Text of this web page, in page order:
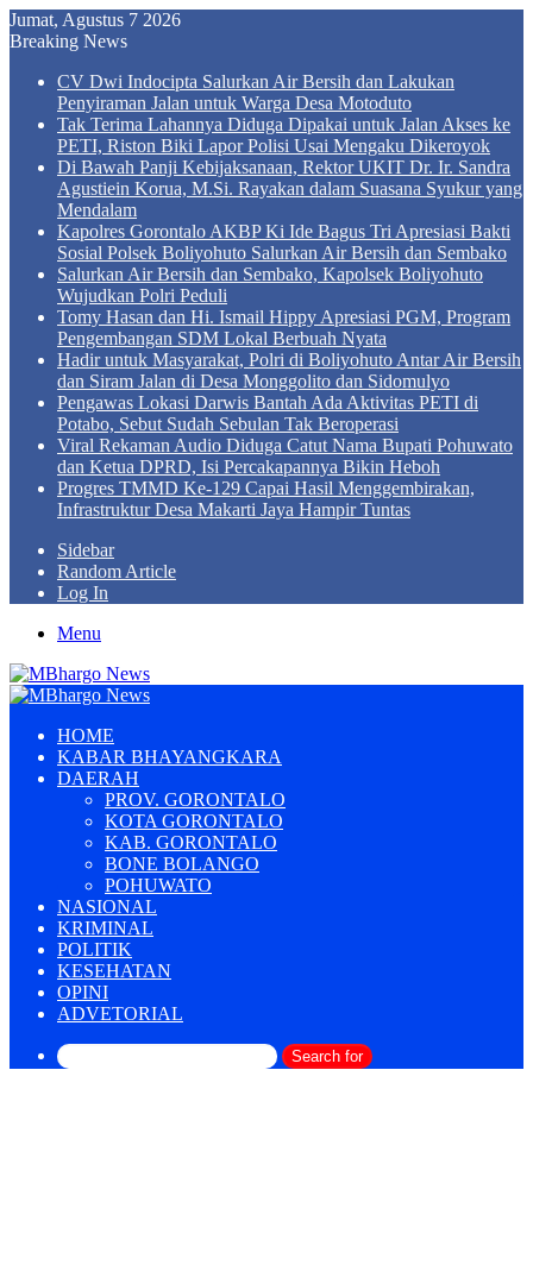
Jumat, Agustus 7 2026
Breaking News
CV Dwi Indocipta Salurkan Air Bersih dan Lakukan
Penyiraman Jalan untuk Warga Desa Motoduto
Tak Terima Lahannya Diduga Dipakai untuk Jalan Akses ke
PETI, Riston Biki Lapor Polisi Usai Mengaku Dikeroyok
Di Bawah Panji Kebijaksanaan, Rektor UKIT Dr. Ir. Sandra
Agustiein Korua, M.Si. Rayakan dalam Suasana Syukur yang
Mendalam
Kapolres Gorontalo AKBP Ki Ide Bagus Tri Apresiasi Bakti
Sosial Polsek Boliyohuto Salurkan Air Bersih dan Sembako
Salurkan Air Bersih dan Sembako, Kapolsek Boliyohuto
Wujudkan Polri Peduli
Tomy Hasan dan Hi. Ismail Hippy Apresiasi PGM, Program
Pengembangan SDM Lokal Berbuah Nyata
Hadir untuk Masyarakat, Polri di Boliyohuto Antar Air Bersih
dan Siram Jalan di Desa Monggolito dan Sidomulyo
Pengawas Lokasi Darwis Bantah Ada Aktivitas PETI di
Potabo, Sebut Sudah Sebulan Tak Beroperasi
Viral Rekaman Audio Diduga Catut Nama Bupati Pohuwato
dan Ketua DPRD, Isi Percakapannya Bikin Heboh
Progres TMMD Ke-129 Capai Hasil Menggembirakan,
Infrastruktur Desa Makarti Jaya Hampir Tuntas
Sidebar
Random Article
Log In
Menu
HOME
KABAR BHAYANGKARA
DAERAH
PROV. GORONTALO
KOTA GORONTALO
KAB. GORONTALO
BONE BOLANGO
POHUWATO
NASIONAL
KRIMINAL
POLITIK
KESEHATAN
OPINI
ADVETORIAL
Search for